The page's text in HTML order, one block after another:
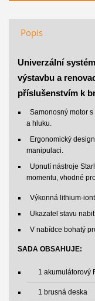
Popis
Univerzální
výstavbu a
příslušenstvím k
Samonosný motor
a hluku.
Ergonomický
manipulaci.
Upnutí nástroje
momentu, vhodné
Výkonná lithium-
Ukazatel stavu
V nabídce bohatý
SADA OBSAHUJE:
1 akumulátorový
1 brusná deska